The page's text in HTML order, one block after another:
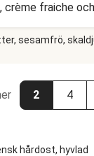
fraiche
kommer att
sesamfrö,
2 4
hårdost, hyvlad